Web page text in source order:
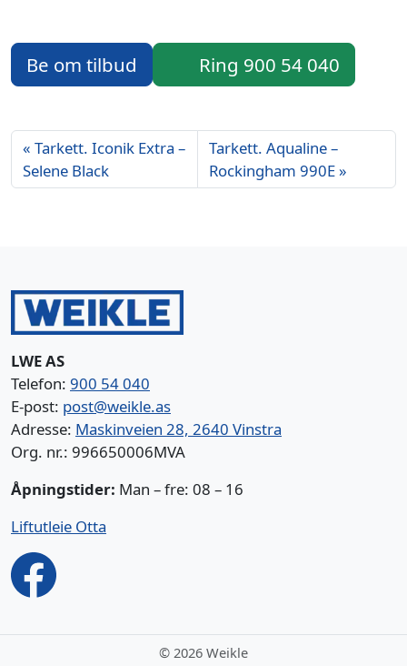
Be om tilbud Ring 900 54 040
Tarkett. Iconik Extra –
Selene Black
Tarkett. Aqualine –
Rockingham 990E
LWE AS
Telefon: 900 54 040
E-post: post@weikle.as
Adresse: Maskinveien 28, 2640 Vinstra
Org. nr.: 996650006MVA
Åpningstider: Man – fre: 08 – 16
Liftutleie Otta
© 2026 Weikle